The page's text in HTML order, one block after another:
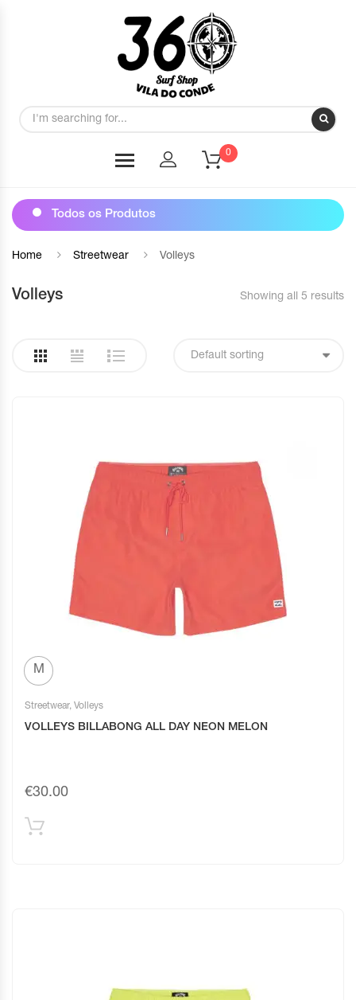
0
Todos os Produtos
Home Streetwear Volleys
Volleys Showing all 5 results
M
Streetwear, Volleys
VOLLEYS BILLABONG ALL DAY NEON MELON
€30.00